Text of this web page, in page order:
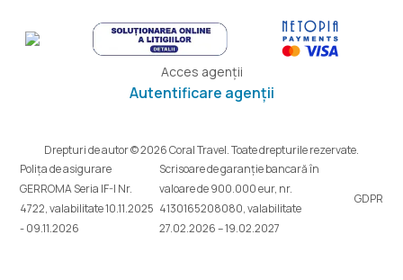
Acces agenții
Autentificare agenții
Drepturi de autor © 2026 Coral Travel. Toate drepturile rezervate.
Polița de asigurare
GERROMA Seria IF-I Nr.
4722, valabilitate 10.11.2025
- 09.11.2026
Scrisoare de garanție bancară în
valoare de 900.000 eur, nr.
4130165208080, valabilitate
27.02.2026 – 19.02.2027
GDPR